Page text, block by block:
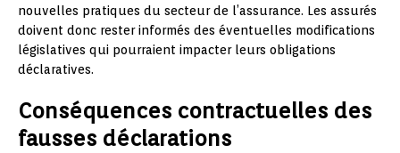
nouvelles pratiques du secteur de l’assurance. Les assurés
doivent donc rester informés des éventuelles modifications
législatives qui pourraient impacter leurs obligations
déclaratives.
Conséquences contractuelles des
fausses déclarations